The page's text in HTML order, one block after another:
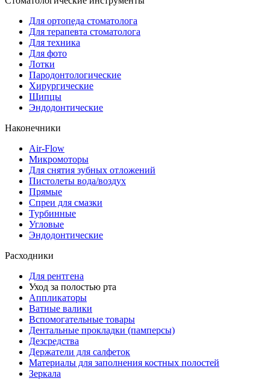
Для ортопеда стоматолога
Для терапевта стоматолога
Для техника
Для фото
Лотки
Пародонтологические
Хирургические
Щипцы
Эндодонтические
Наконечники
Air-Flow
Микромоторы
Для снятия зубных отложений
Пистолеты вода/воздух
Прямые
Спреи для смазки
Турбинные
Угловые
Эндодонтические
Расходники
Для рентгена
Уход за полостью рта
Аппликаторы
Ватные валики
Вспомогательные товары
Дентальные прокладки (памперсы)
Дезсредства
Держатели для салфеток
Материалы для заполнения костных полостей
Зеркала